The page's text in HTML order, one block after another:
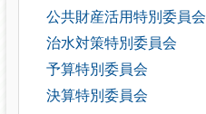
公共財産活用特別委員会
治水対策特別委員会
予算特別委員会
決算特別委員会